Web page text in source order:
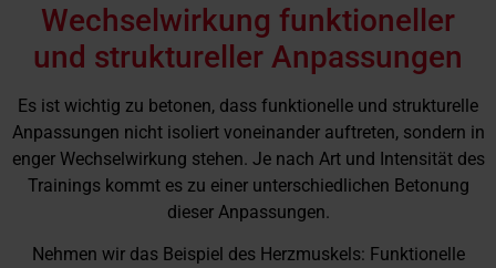
Wechselwirkung funktioneller
und struktureller Anpassungen
Es ist wichtig zu betonen, dass funktionelle und strukturelle
Anpassungen nicht isoliert voneinander auftreten, sondern in
enger Wechselwirkung stehen. Je nach Art und Intensität des
Trainings kommt es zu einer unterschiedlichen Betonung
dieser Anpassungen.
Nehmen wir das Beispiel des Herzmuskels: Funktionelle